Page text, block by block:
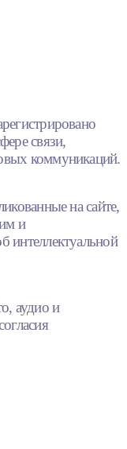
связи,
коммуникаций.
на сайте,
и
интеллектуальной
аудио и